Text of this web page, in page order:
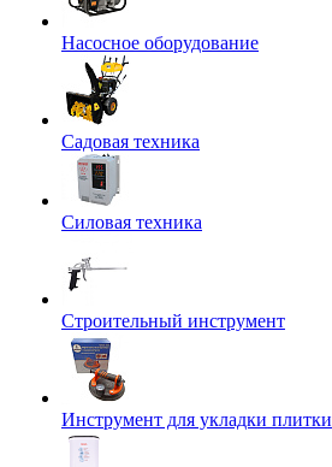
Насосное оборудование
Садовая техника
Силовая техника
Строительный инструмент
Инструмент для укладки плитки